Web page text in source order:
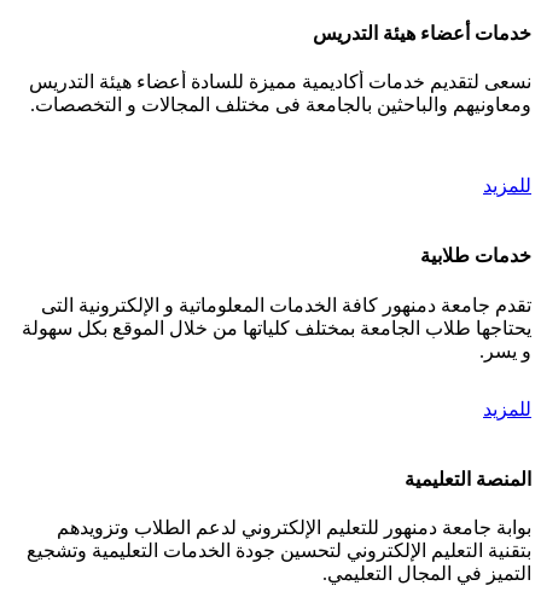
خدمات أعضاء هيئة التدريس
نسعى لتقديم خدمات أكاديمية مميزة للسادة أعضاء هيئة التدريس
ومعاونيهم والباحثين بالجامعة فى مختلف المجالات و التخصصات.
للمزيد
خدمات طلابية
تقدم جامعة دمنهور كافة الخدمات المعلوماتية و الإلكترونية التى
يحتاجها طلاب الجامعة بمختلف كلياتها من خلال الموقع بكل سهولة
و يسر.
للمزيد
المنصة التعليمية
بوابة جامعة دمنهور للتعليم الإلكتروني لدعم الطلاب وتزويدهم
بتقنية التعليم الإلكتروني لتحسين جودة الخدمات التعليمية وتشجيع
التميز في المجال التعليمي.